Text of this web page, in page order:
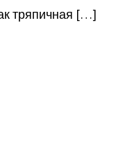
тряпичная […]